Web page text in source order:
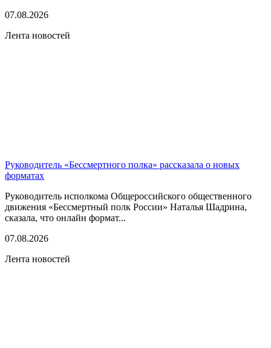
07.08.2026
Лента новостей
Руководитель «Бессмертного полка» рассказала о новых
форматах
Руководитель исполкома Общероссийского общественного
движения «Бессмертный полк России» Наталья Шадрина,
сказала, что онлайн формат...
07.08.2026
Лента новостей